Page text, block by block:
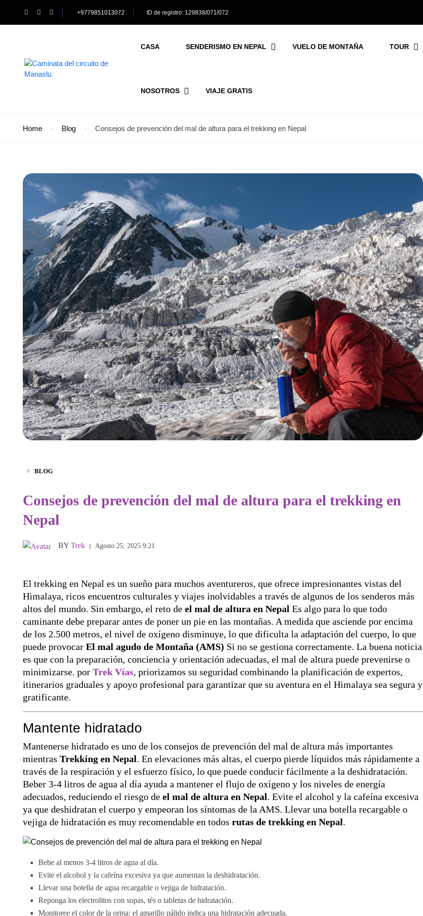
+9779851013072 ID de registro: 129838/071/072
CASA SENDERISMO EN NEPAL VUELO DE MONTAÑA TOUR
NOSOTROS VIAJE GRATIS
Home Blog Consejos de prevención del mal de altura para el trekking en Nepal
BLOG
Consejos de prevención del mal de altura para el trekking en
Nepal
BY Trek Agosto 25, 2025 9:21
El trekking en Nepal es un sueño para muchos aventureros, que ofrece impresionantes vistas del
Himalaya, ricos encuentros culturales y viajes inolvidables a través de algunos de los senderos más
altos del mundo. Sin embargo, el reto de el mal de altura en Nepal Es algo para lo que todo
caminante debe preparar antes de poner un pie en las montañas. A medida que asciende por encima
de los 2.500 metros, el nivel de oxígeno disminuye, lo que dificulta la adaptación del cuerpo, lo que
puede provocar El mal agudo de Montaña (AMS) Si no se gestiona correctamente. La buena noticia
es que con la preparación, conciencia y orientación adecuadas, el mal de altura puede prevenirse o
minimizarse. por Trek Vías, priorizamos su seguridad combinando la planificación de expertos,
itinerarios graduales y apoyo profesional para garantizar que su aventura en el Himalaya sea segura y
gratificante.
Mantente hidratado
Mantenerse hidratado es uno de los consejos de prevención del mal de altura más importantes
mientras Trekking en Nepal. En elevaciones más altas, el cuerpo pierde líquidos más rápidamente a
través de la respiración y el esfuerzo físico, lo que puede conducir fácilmente a la deshidratación.
Beber 3-4 litros de agua al día ayuda a mantener el flujo de oxígeno y los niveles de energía
adecuados, reduciendo el riesgo de el mal de altura en Nepal. Evite el alcohol y la cafeína excesiva
ya que deshidratan el cuerpo y empeoran los síntomas de la AMS. Llevar una botella recargable o
vejiga de hidratación es muy recomendable en todos rutas de trekking en Nepal.
Bebe al menos 3-4 litros de agua al día.
Evite el alcohol y la cafeína excesiva ya que aumentan la deshidratación.
Llevar una botella de agua recargable o vejiga de hidratación.
Reponga los electrolitos con sopas, tés o tabletas de hidratación.
Monitoree el color de la orina: el amarillo pálido indica una hidratación adecuada.